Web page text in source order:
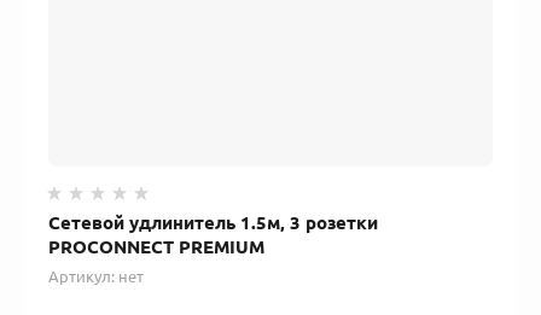
Сетевой удлинитель 1.5м, 3 розетки
PROCONNECT PREMIUM
Артикул: нет